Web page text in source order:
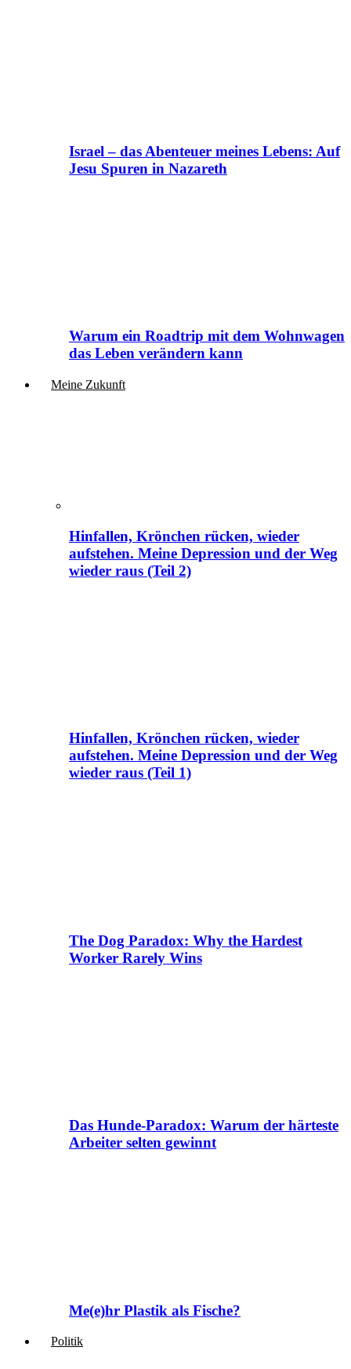
Israel – das Abenteuer meines Lebens: Auf
Jesu Spuren in Nazareth
Warum ein Roadtrip mit dem Wohnwagen
das Leben verändern kann
Meine Zukunft
Hinfallen, Krönchen rücken, wieder
aufstehen. Meine Depression und der Weg
wieder raus (Teil 2)
Hinfallen, Krönchen rücken, wieder
aufstehen. Meine Depression und der Weg
wieder raus (Teil 1)
The Dog Paradox: Why the Hardest
Worker Rarely Wins
Das Hunde-Paradox: Warum der härteste
Arbeiter selten gewinnt
Me(e)hr Plastik als Fische?
Politik